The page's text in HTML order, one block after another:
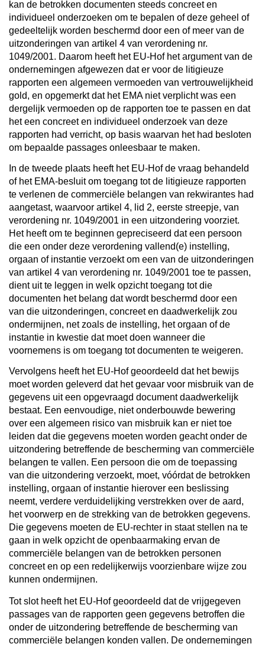
kan de betrokken documenten steeds concreet en
individueel onderzoeken om te bepalen of deze geheel of
gedeeltelijk worden beschermd door een of meer van de
uitzonderingen van artikel 4 van verordening nr.
1049/2001. Daarom heeft het EU-Hof het argument van de
ondernemingen afgewezen dat er voor de litigieuze
rapporten een algemeen vermoeden van vertrouwelijkheid
gold, en opgemerkt dat het EMA niet verplicht was een
dergelijk vermoeden op de rapporten toe te passen en dat
het een concreet en individueel onderzoek van deze
rapporten had verricht, op basis waarvan het had besloten
om bepaalde passages onleesbaar te maken.
In de tweede plaats heeft het EU-Hof de vraag behandeld
of het EMA-besluit om toegang tot de litigieuze rapporten
te verlenen de commerciële belangen van rekwirantes had
aangetast, waarvoor artikel 4, lid 2, eerste streepje, van
verordening nr. 1049/2001 in een uitzondering voorziet.
Het heeft om te beginnen gepreciseerd dat een persoon
die een onder deze verordening vallend(e) instelling,
orgaan of instantie verzoekt om een van de uitzonderingen
van artikel 4 van verordening nr. 1049/2001 toe te passen,
dient uit te leggen in welk opzicht toegang tot die
documenten het belang dat wordt beschermd door een
van die uitzonderingen, concreet en daadwerkelijk zou
ondermijnen, net zoals de instelling, het orgaan of de
instantie in kwestie dat moet doen wanneer die
voornemens is om toegang tot documenten te weigeren.
Vervolgens heeft het EU-Hof geoordeeld dat het bewijs
moet worden geleverd dat het gevaar voor misbruik van de
gegevens uit een opgevraagd document daadwerkelijk
bestaat. Een eenvoudige, niet onderbouwde bewering
over een algemeen risico van misbruik kan er niet toe
leiden dat die gegevens moeten worden geacht onder de
uitzondering betreffende de bescherming van commerciële
belangen te vallen. Een persoon die om de toepassing
van die uitzondering verzoekt, moet, vóórdat de betrokken
instelling, orgaan of instantie hierover een beslissing
neemt, verdere verduidelijking verstrekken over de aard,
het voorwerp en de strekking van de betrokken gegevens.
Die gegevens moeten de EU-rechter in staat stellen na te
gaan in welk opzicht de openbaarmaking ervan de
commerciële belangen van de betrokken personen
concreet en op een redelijkerwijs voorzienbare wijze zou
kunnen ondermijnen.
Tot slot heeft het EU-Hof geoordeeld dat de vrijgegeven
passages van de rapporten geen gegevens betroffen die
onder de uitzondering betreffende de bescherming van
commerciële belangen konden vallen. De ondernemingen